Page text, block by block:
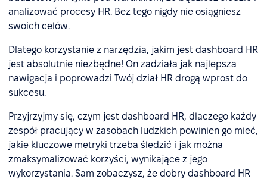
analizować procesy HR. Bez tego nigdy nie osiągniesz
swoich celów.
Dlatego korzystanie z narzędzia, jakim jest dashboard HR
jest absolutnie niezbędne! On zadziała jak najlepsza
nawigacja i poprowadzi Twój dział HR drogą wprost do
sukcesu.
Przyjrzyjmy się, czym jest dashboard HR, dlaczego każdy
zespół pracujący w zasobach ludzkich powinien go mieć,
jakie kluczowe metryki trzeba śledzić i jak można
zmaksymalizować korzyści, wynikające z jego
wykorzystania. Sam zobaczysz, że dobry dashboard HR